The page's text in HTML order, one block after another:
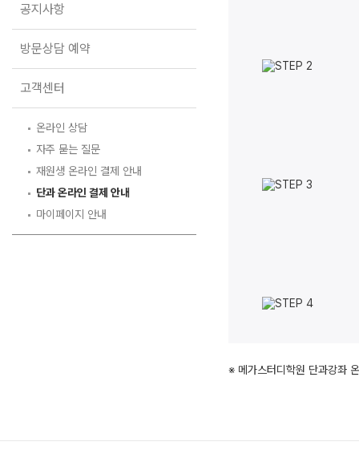
재원생 온라인 결제 안내
단과 온라인 결제 안내
마이페이지 안내
공지사항
방문상담 예약
고객센터
온라인 상담
자주 묻는 질문
재원생 온라인 결제 안내
단과 온라인 결제 안내
마이페이지 안내
※ 메가스터디학원 단과강좌